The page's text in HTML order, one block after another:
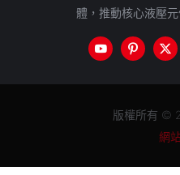
體，推動核心液壓
版權所有 ©
網